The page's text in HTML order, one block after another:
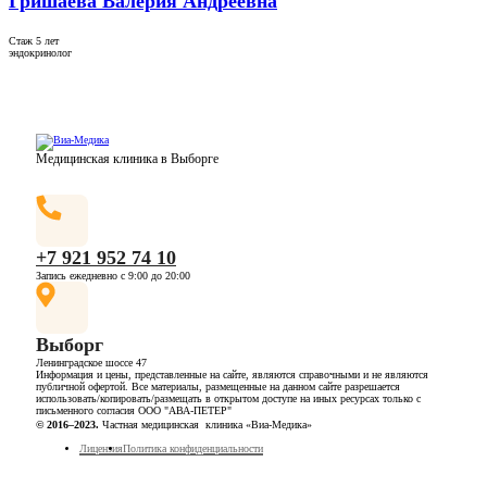
Стаж 5 лет
эндокринолог
Медицинская клиника в Выборге
+7 921 952 74 10
Запись ежедневно с 9:00 до 20:00
Выборг
Ленинградское шоссе 47
Информация и цены, представленные на сайте, являются справочными и не являются
публичной офертой. Все материалы, размещенные на данном сайте разрешается
использовать/копировать/размещать в открытом доступе на иных ресурсах только с
письменного согласия ООО "АВА-ПЕТЕР"
© 2016–2023. Частная медицинская клиника «Виа-Медика»
ЛицензияПолитика конфиденциальности